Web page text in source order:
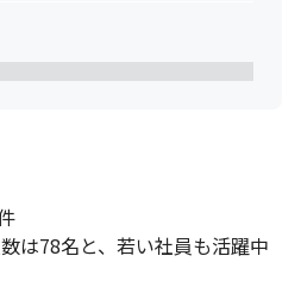
は78名と、若い社員も活躍中